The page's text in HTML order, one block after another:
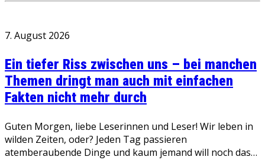
7. August 2026
Ein tiefer Riss zwischen uns – bei manchen
Themen dringt man auch mit einfachen
Fakten nicht mehr durch
Guten Morgen, liebe Leserinnen und Leser! Wir leben in
wilden Zeiten, oder? Jeden Tag passieren
atemberaubende Dinge und kaum jemand will noch das…